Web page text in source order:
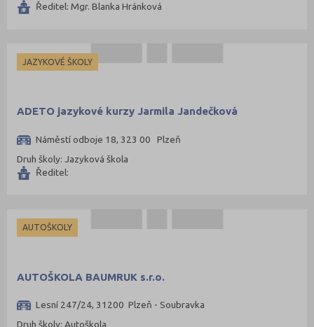
Ředitel: Mgr. Blanka Hránková
JAZYKOVÉ ŠKOLY
ADETO jazykové kurzy Jarmila Jandečková
Náměstí odboje 18, 323 00 Plzeň
Druh školy: Jazyková škola
Ředitel:
AUTOŠKOLY
AUTOŠKOLA BAUMRUK s.r.o.
Lesní 247/24, 31200 Plzeň - Soubravka
Druh školy: Autoškola